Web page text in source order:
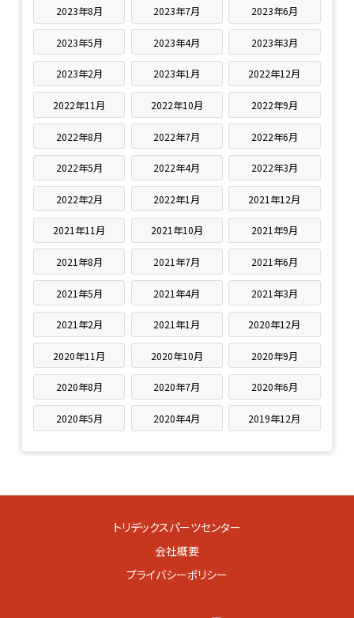
2023年8月 2023年7月 2023年6月
2023年5月 2023年4月 2023年3月
2023年2月 2023年1月 2022年12月
2022年11月 2022年10月 2022年9月
2022年8月 2022年7月 2022年6月
2022年5月 2022年4月 2022年3月
2022年2月 2022年1月 2021年12月
2021年11月 2021年10月 2021年9月
2021年8月 2021年7月 2021年6月
2021年5月 2021年4月 2021年3月
2021年2月 2021年1月 2020年12月
2020年11月 2020年10月 2020年9月
2020年8月 2020年7月 2020年6月
2020年5月 2020年4月 2019年12月
トリデックスパーツセンター
会社概要
プライバシーポリシー